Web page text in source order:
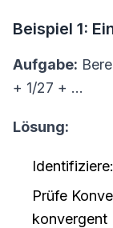
Beispiel 1:
Aufgabe:
+ 1/27 + ...
Lösung:
Prüfe
konvergent